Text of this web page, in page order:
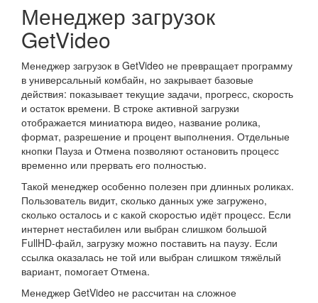
Менеджер загрузок
GetVideo
Менеджер загрузок в GetVideo не превращает программу
в универсальный комбайн, но закрывает базовые
действия: показывает текущие задачи, прогресс, скорость
и остаток времени. В строке активной загрузки
отображается миниатюра видео, название ролика,
формат, разрешение и процент выполнения. Отдельные
кнопки Пауза и Отмена позволяют остановить процесс
временно или прервать его полностью.
Такой менеджер особенно полезен при длинных роликах.
Пользователь видит, сколько данных уже загружено,
сколько осталось и с какой скоростью идёт процесс. Если
интернет нестабилен или выбран слишком большой
FullHD-файл, загрузку можно поставить на паузу. Если
ссылка оказалась не той или выбран слишком тяжёлый
вариант, помогает Отмена.
Менеджер GetVideo не рассчитан на сложное